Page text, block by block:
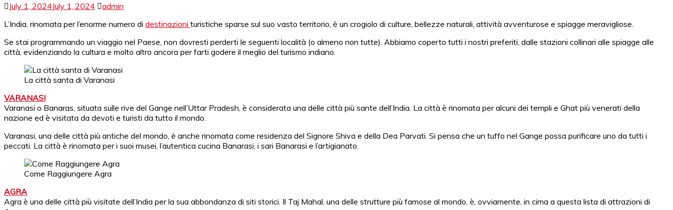
July 1, 2024July 1, 2024
admin
L’India, rinomata per l’enorme numero di destinazioni turistiche sparse sul suo vasto territorio, è un crogiolo di culture, bellezze naturali, attività avventurose e spiagge meravigliose.
Se stai programmando un viaggio nel Paese, non dovresti perderti le seguenti località (o almeno non tutte). Abbiamo coperto tutti i nostri preferiti, dalle stazioni collinari alle spiagge alle
città, evidenziando la cultura e molto altro ancora per farti godere il meglio del turismo indiano.
La città santa di Varanasi
VARANASI
Varanasi o Banaras, situata sulle rive del Gange nell’Uttar Pradesh, è considerata una delle città più sante dell’India. La città è rinomata per alcuni dei templi e Ghat più venerati della
nazione ed è visitata da devoti e turisti da tutto il mondo.
Varanasi, una delle città più antiche del mondo, è anche rinomata come residenza del Signore Shiva e della Dea Parvati. Si pensa che un tuffo nel Gange possa purificare uno da tutti i
peccati. La città è rinomata per i suoi musei, l’autentica cucina Banarasi, i sari Banarasi e l’artigianato.
Come Raggiungere Agra
AGRA
Agra è una delle città più visitate dell’India per la sua abbondanza di siti storici. Il Taj Mahal, una delle strutture più famose al mondo, è, ovviamente, in cima a questa lista di attrazioni di